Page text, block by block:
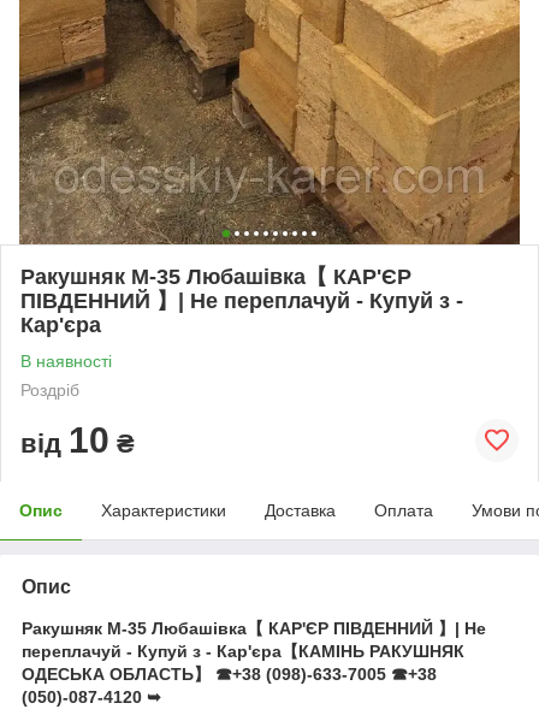
Ракушняк М-35 Любашівка【 КАР'ЄР
ПІВДЕННИЙ 】| Не переплачуй - Купуй з -
Кар'єра
В наявності
Роздріб
від 10 ₴
Опис Характеристики Доставка Оплата Умови
Опис
Ракушняк М-35 Любашівка【 КАР'ЄР ПІВДЕННИЙ 】| Не
переплачуй - Купуй з - Кар'єра【КАМІНЬ РАКУШНЯК
ОДЕСЬКА ОБЛАСТЬ】
☎+38 (098)-633-7005 ☎+38
(050)-087-4120 ➥